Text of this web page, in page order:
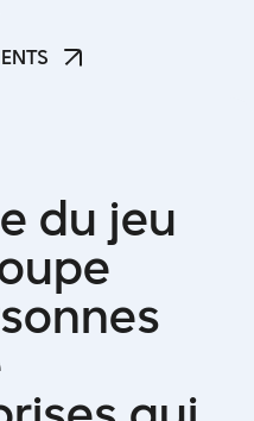
e du jeu
upe
sonnes